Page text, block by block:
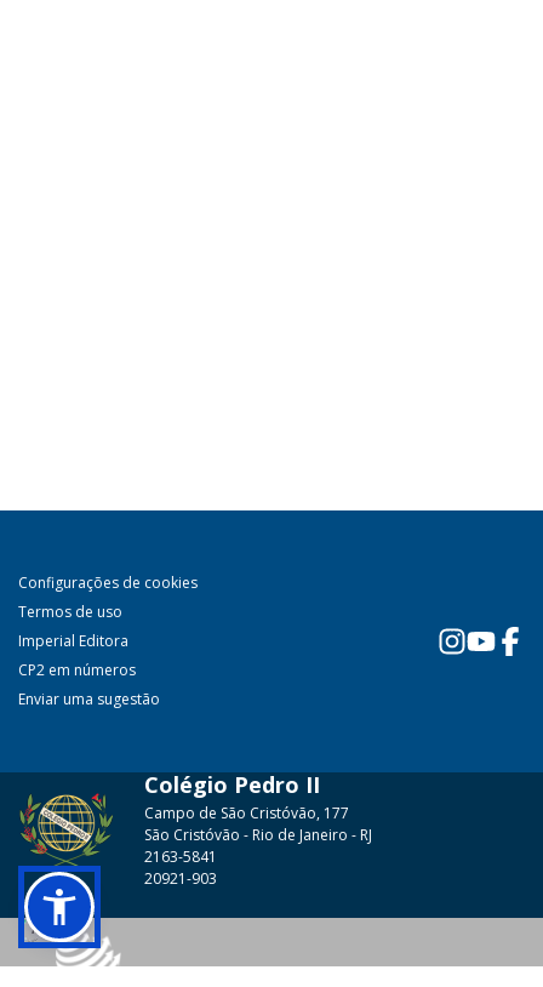
Configurações de cookies
Termos de uso
Imperial Editora
CP2 em números
Enviar uma sugestão
Colégio Pedro II
Campo de São Cristóvão, 177
São Cristóvão - Rio de Janeiro - RJ
2163-5841
20921-903